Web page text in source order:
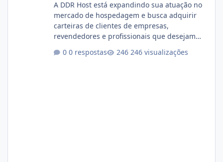
A DDR Host está expandindo sua atuação no
mercado de hospedagem e busca adquirir
carteiras de clientes de empresas,
revendedores e profissionais que desejam
operação. Se você possui clientes ativos de
0 respostas 246 visualizações